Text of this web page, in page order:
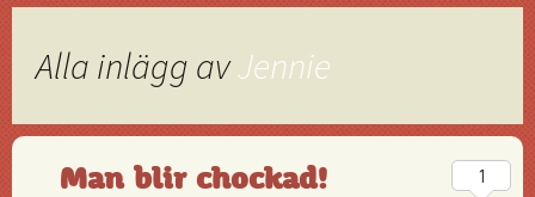
Alla inlägg avJennie
Man blir chockad! 1